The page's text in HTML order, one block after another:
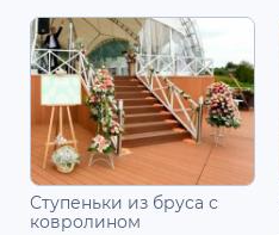
Ступеньки из бруса с
ковролином